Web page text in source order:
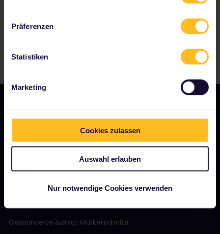
Präferenzen
Statistiken
Marketing
Cookies zulassen
Auswahl erlauben
Nur notwendige Cookies verwenden
UNSER UNTERNEHMEN
Stellenangebote
Pressebereich
Gesponserte &amp; Markeninhalte